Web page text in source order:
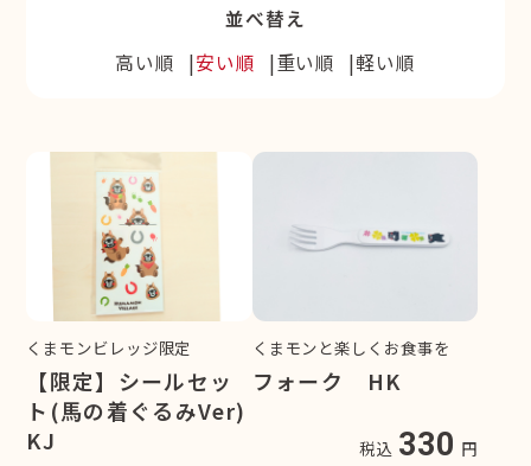
並べ替え
高い順
安い順 重い順 軽い順
くまモンビレッジ限定
【限定】シールセッ
ト(馬の着ぐるみVer)
KJ
くまモンと楽しくお食事を
フォーク HK
税込 330 円